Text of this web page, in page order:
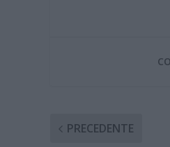
PRECEDENTE